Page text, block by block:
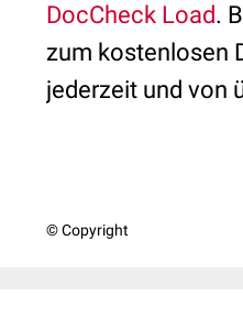
DocCheck Load.
zum kostenlosen
jederzeit und von
© Copyright